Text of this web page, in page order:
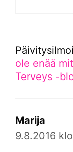
ole enää
Terveys -
Marija
9.8.2016